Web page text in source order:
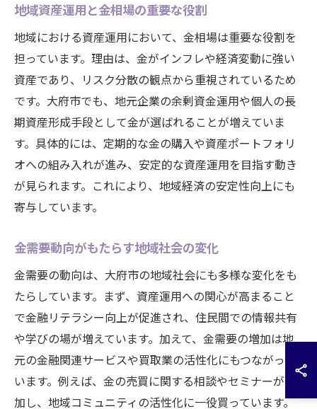
地域資産運用と金相場の重要な役割
地域における資産運用において、金相場は重要な役割を
担っています。理由は、金がインフレや経済変動に強い
資産であり、リスク分散の観点から重視されているため
です。大府市でも、地元企業の余剰資金運用や個人の長
期資産形成手段として金が選ばれることが増えていま
す。具体的には、定期的な金の購入や資産ポートフォリ
オへの組み入れが進み、安定的な資産運用を目指す動き
が見られます。これにより、地域経済の安定性向上にも
寄与しています。
金需要動向がもたらす地域社会の変化
金需要の動向は、大府市の地域社会にも多様な変化をも
たらしています。まず、資産運用への関心が高まること
で金融リテラシー向上が促進され、住民間での情報共有
や学びの場が増えています。加えて、金需要の増加は地
元の金融関連サービスや買取業の活性化にもつながって
います。例えば、金の売買に関する相談やセミナーが増
加し、地域コミュニティの活性化に一役買っています。